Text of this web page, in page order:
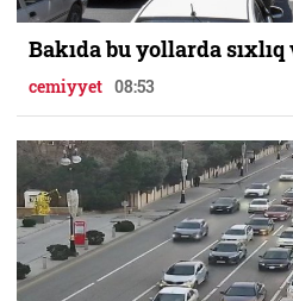
Bakıda bu yollarda
cemiyyet 08:53